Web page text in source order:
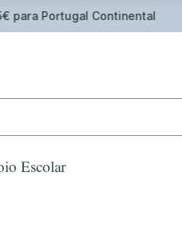
≥ 30€ de artigos assinalados
Escolar